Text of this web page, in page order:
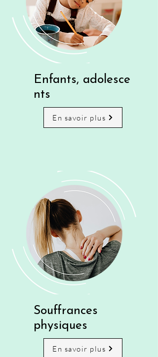
Enfants, adolesce
nts
En savoir plus
Souffrances
physiques
En savoir plus